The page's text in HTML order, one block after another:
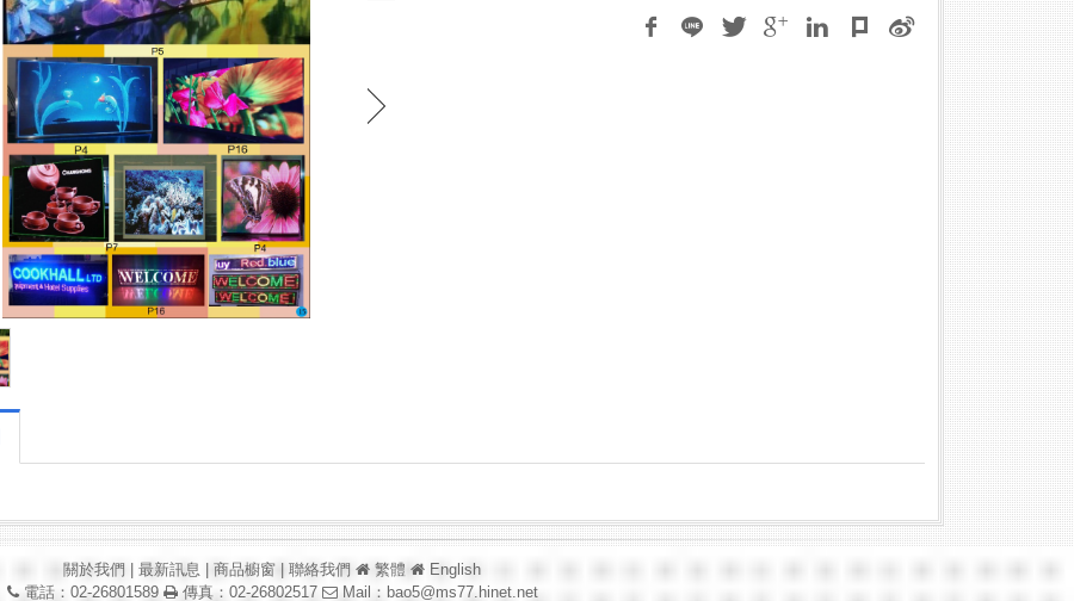
關於我們 最新訊息 商品櫥窗 聯絡我們 繁體
English
電話：02-26801589
傳真：02-26802517 Mail： bao5@ms77.hinet.net